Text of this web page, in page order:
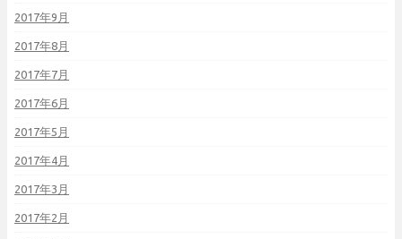
2017年9月
2017年8月
2017年7月
2017年6月
2017年5月
2017年4月
2017年3月
2017年2月